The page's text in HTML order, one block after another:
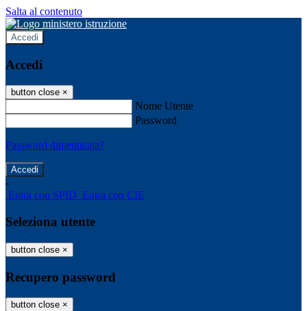
Salta al contenuto
Accedi
Accedi
button close ×
Nome Utente
Password
Password dimenticata?
-
Entra con SPID Entra con CIE
Seleziona utente
button close ×
Recupero password
button close ×